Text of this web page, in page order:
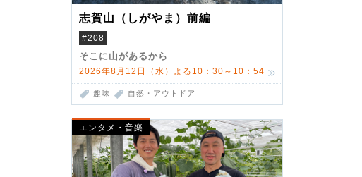
志賀山（しがやま）前編
#208
そこに山があるから
2026年8月12日（水）よる10：30～10：54
趣味 自然・アウトドア
エンタメ・音楽